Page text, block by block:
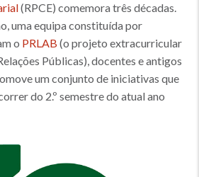
(RPCE) comemora três décadas.
uma equipa constituída por
o PRLAB (o projeto extracurricular
Públicas), docentes e antigos
um conjunto de iniciativas que
do 2.º semestre do atual ano